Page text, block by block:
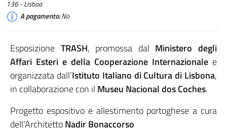
136 - Lisboa
A pagamento:No
Esposizione TRASH, promossa dal Ministero degli
Affari Esteri e della Cooperazione Internazionale e
organizzata dall’Istituto Italiano di Cultura di Lisbona,
in collaborazione con il Museu Nacional dos Coches.
Progetto espositivo e allestimento portoghese a cura
dell’ArchitettoNadir Bonaccorso